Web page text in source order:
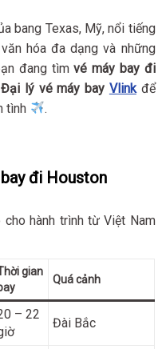
bang Texas, Mỹ, nổi tiếng
hóa đa dạng và những
đang tìmvé máy bay đi
Đại lý vé máy bay Vlinkđể
tình
.
đi Houston
hành trình từ Việt Nam
gian
Quá cảnh
– 22
Đài Bắc